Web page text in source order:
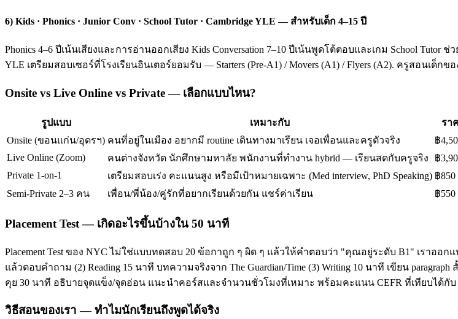
6) Kids · Phonics · Junior Conv · School Tutor · Cambridge YLE — สำหรับเด็ก 4–15 ปี
Phonics 4–6 ปีเน้นเสียงและการอ่านออกเสียง Kids Conversation 7–10 ปีเน้นพูดโต้ตอบและเกม School Tutor ช่ว
YLE เตรียมสอบเซอร์ที่โรงเรียนอินเตอร์ยอมรับ — Starters (Pre-A1) / Movers (A1) / Flyers (A2). ครูสอนเด็ก
Onsite vs Live Online vs Private — เลือกแบบไหน?
รูปแบบ เหมาะกับ รา
Onsite (ขอนแก่น/อุดรฯ) คนที่อยู่ในเมือง อยากมี routine เดินทางมาเรียน เจอเพื่อนและครูตัวจริง ฿
Live Online (Zoom)
คนต่างจังหวัด นักศึกษามหาลัย พนักงานที่ทำงาน hybrid — เรียนสดกับครูจริง ฿
Private 1-on-1
เตรียมสอบเร่ง คะแนนสูง หรือมีเป้าหมายเฉพาะ (Med interview, PhD Speaking) ฿
Semi-Private 2–3 คน
เพื่อน/พี่น้อง/คู่รักที่อยากเรียนด้วยกัน แชร์ค่าเรียน ฿
Placement Test — เกิดอะไรขึ้นบ้างใน 50 นาที
Placement Test ของ NYC ไม่ใช่แบบทดสอบ 20 ข้อกาถูก ๆ ผิด ๆ แล้วให้คำตอบว่า "คุณอยู่ระดับ B1" เราออก
แล้วตอบคำถาม (2) Reading 15 นาที บทความจริงจาก The Guardian/Time (3) Writing 10 นาที เขียน
คุย 30 นาที อธิบายจุดแข็ง/จุดอ่อน แนะนำคอร์สและจำนวนชั่วโมงที่เหมาะ พร้อมคะแนน CEFR ที่เทียบได้กั
วิธีสอนของเรา — ทำไมนักเรียนถึงพูดได้จริง